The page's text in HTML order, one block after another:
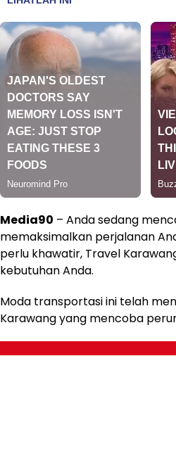
Media90 – Anda sedang
memaksimalkan perjalanan
perlu khawatir, Travel
kebutuhan Anda.
Moda transportasi ini telah
Karawang yang mencoba